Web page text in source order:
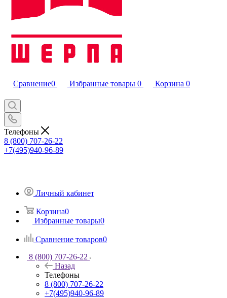
Сравнение0 Избранные товары 0 Корзина 0
Телефоны
8 (800) 707-26-22
+7(495)940-96-89
Личный кабинет
Корзина0
Избранные товары0
Сравнение товаров0
8 (800) 707-26-22
Назад
Телефоны
8 (800) 707-26-22
+7(495)940-96-89